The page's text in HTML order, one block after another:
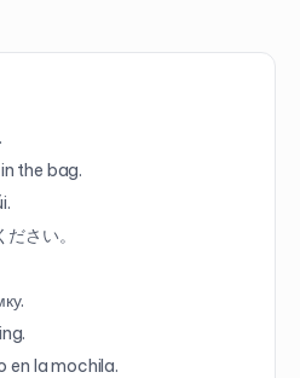
the bag.
さい。
en la mochila.